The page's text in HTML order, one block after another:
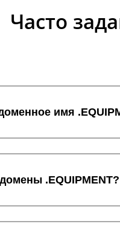
Часто
имя
.EQUIPMENT?